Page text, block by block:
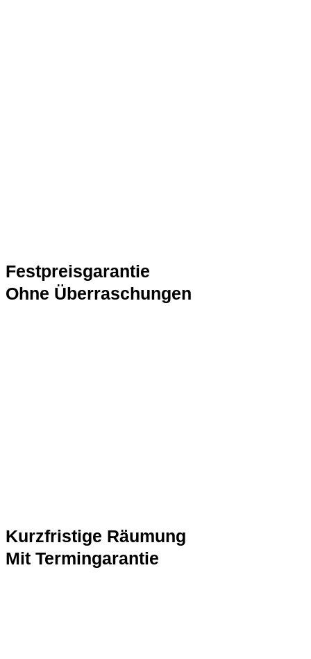
Festpreisgarantie
Ohne Überraschungen
Kurzfristige Räumung
Mit Termingarantie